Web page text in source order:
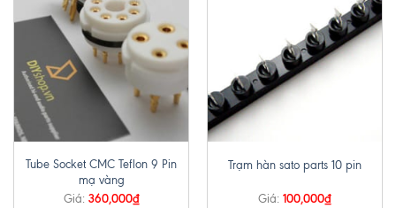
Tube Socket CMC Teflon 9 Pin
mạ vàng
Giá: 360,000₫
Trạm hàn sato parts 10 pin
Giá: 100,000₫